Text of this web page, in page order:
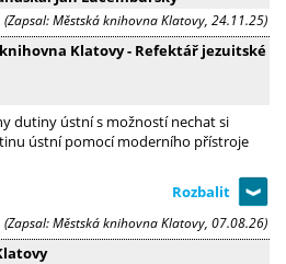
(Zapsal: Městská knihovna Klatovy, 24.11.25)
Klatovy - Refektář jezuitské
dutiny ústní s možností nechat si
ústní pomocí moderního přístroje
(Zapsal: Městská knihovna Klatovy, 07.08.26)